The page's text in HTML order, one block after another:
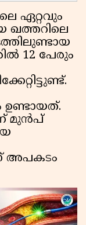
ഏറ്റവും
ഖത്തറിലെ
12 പേരും
മുൻപ്
അപകടം